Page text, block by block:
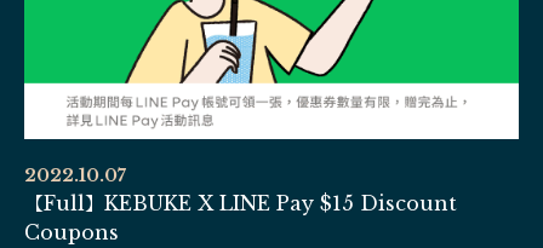
2022.10.07
【Full】KEBUKE X LINE Pay $15 Discount
Coupons